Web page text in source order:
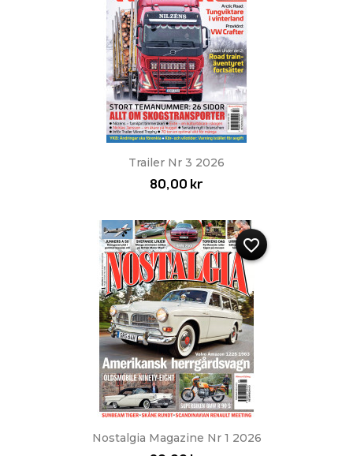
Trailer Nr 3 2026
80,00 kr
Nostalgia Magazine Nr 1 2026
favorite_border